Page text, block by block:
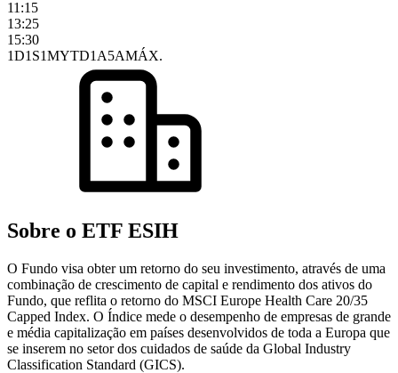
11:15
13:25
15:30
1D1S1MYTD1A5AMÁX.
Sobre o ETF ESIH
O Fundo visa obter um retorno do seu investimento, através de uma
combinação de crescimento de capital e rendimento dos ativos do
Fundo, que reflita o retorno do MSCI Europe Health Care 20/35
Capped Index. O Índice mede o desempenho de empresas de grande
e média capitalização em países desenvolvidos de toda a Europa que
se inserem no setor dos cuidados de saúde da Global Industry
Classification Standard (GICS).